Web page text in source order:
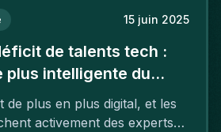
15 juin 2025
de talents tech :
plus intelligente du
& digital
de plus en plus digital, et les
activement des experts